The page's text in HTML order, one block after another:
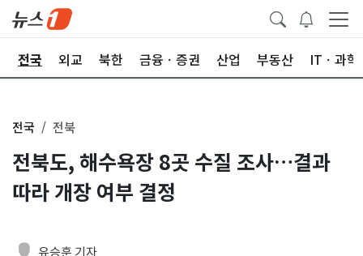
전국 외교 북한 금융ㆍ증권 산업 부동산 ITㆍ과학
전국 전북
전북도, 해수욕장 8곳 수질 조사…결과
따라 개장 여부 결정
유승훈 기자